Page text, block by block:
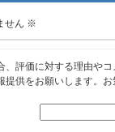
せん ※
、評価に対する理由や
提供をお願いします。お